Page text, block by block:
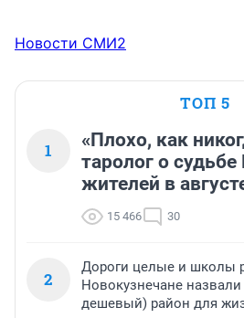
Новости СМИ2
ТОП 5
1
«Плохо, как
таролог о судьбе
жителей в
15 466 30
2
Дороги целые и школы
Новокузнечане
дешевый) район для